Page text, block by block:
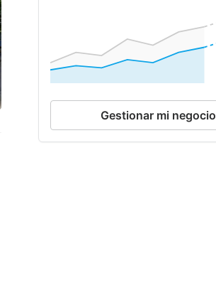
Gestionar mi negocio